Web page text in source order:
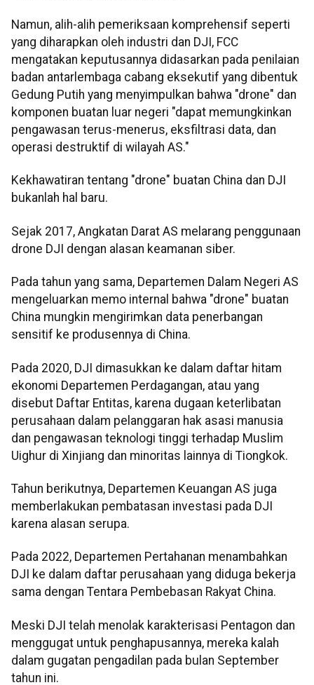
Namun, alih-alih pemeriksaan komprehensif seperti
yang diharapkan oleh industri dan DJI, FCC
mengatakan keputusannya didasarkan pada penilaian
badan antarlembaga cabang eksekutif yang dibentuk
Gedung Putih yang menyimpulkan bahwa "drone" dan
komponen buatan luar negeri "dapat memungkinkan
pengawasan terus-menerus, eksfiltrasi data, dan
operasi destruktif di wilayah AS."
Kekhawatiran tentang "drone" buatan China dan DJI
bukanlah hal baru.
Sejak 2017, Angkatan Darat AS melarang penggunaan
drone DJI dengan alasan keamanan siber.
Pada tahun yang sama, Departemen Dalam Negeri AS
mengeluarkan memo internal bahwa "drone" buatan
China mungkin mengirimkan data penerbangan
sensitif ke produsennya di China.
Pada 2020, DJI dimasukkan ke dalam daftar hitam
ekonomi Departemen Perdagangan, atau yang
disebut Daftar Entitas, karena dugaan keterlibatan
perusahaan dalam pelanggaran hak asasi manusia
dan pengawasan teknologi tinggi terhadap Muslim
Uighur di Xinjiang dan minoritas lainnya di Tiongkok.
Tahun berikutnya, Departemen Keuangan AS juga
memberlakukan pembatasan investasi pada DJI
karena alasan serupa.
Pada 2022, Departemen Pertahanan menambahkan
DJI ke dalam daftar perusahaan yang diduga bekerja
sama dengan Tentara Pembebasan Rakyat China.
Meski DJI telah menolak karakterisasi Pentagon dan
menggugat untuk penghapusannya, mereka kalah
dalam gugatan pengadilan pada bulan September
tahun ini.